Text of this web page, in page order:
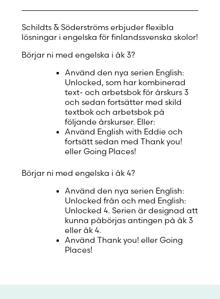
Schildts & Söderströms erbjuder flexibla
lösningar i engelska för finlandssvenska skolor!
Börjar ni med engelska i åk 3?
Använd den nya serien English:
Unlocked, som har kombinerad
text- och arbetsbok för årskurs 3
och sedan fortsätter med skild
textbok och arbetsbok på
följande årskurser. Eller:
Använd English with Eddie och
fortsätt sedan med Thank you!
eller Going Places!
Börjar ni med engelska i åk 4?
Använd den nya serien English:
Unlocked från och med English:
Unlocked 4. Serien är designad att
kunna påbörjas antingen på åk 3
eller åk 4.
Använd Thank you! eller Going
Places!